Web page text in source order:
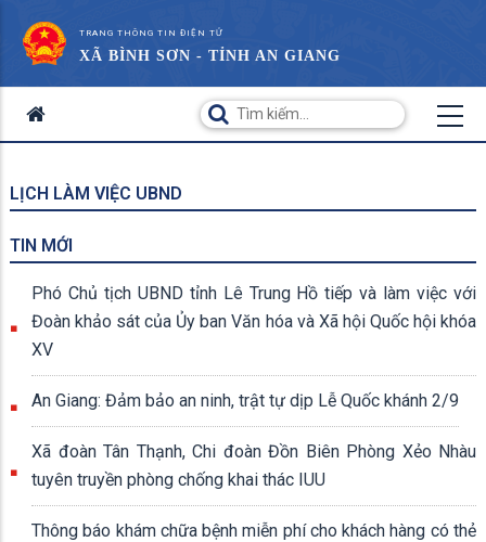
TRANG THÔNG TIN ĐIỆN TỬ
XÃ BÌNH SƠN - TỈNH AN GIANG
LỊCH LÀM VIỆC UBND
TIN MỚI
Phó Chủ tịch UBND tỉnh Lê Trung Hồ tiếp và làm việc với
Đoàn khảo sát của Ủy ban Văn hóa và Xã hội Quốc hội khóa
XV
An Giang: Đảm bảo an ninh, trật tự dịp Lễ Quốc khánh 2/9
Xã đoàn Tân Thạnh, Chi đoàn Đồn Biên Phòng Xẻo Nhàu
tuyên truyền phòng chống khai thác IUU
Thông báo khám chữa bệnh miễn phí cho khách hàng có thẻ